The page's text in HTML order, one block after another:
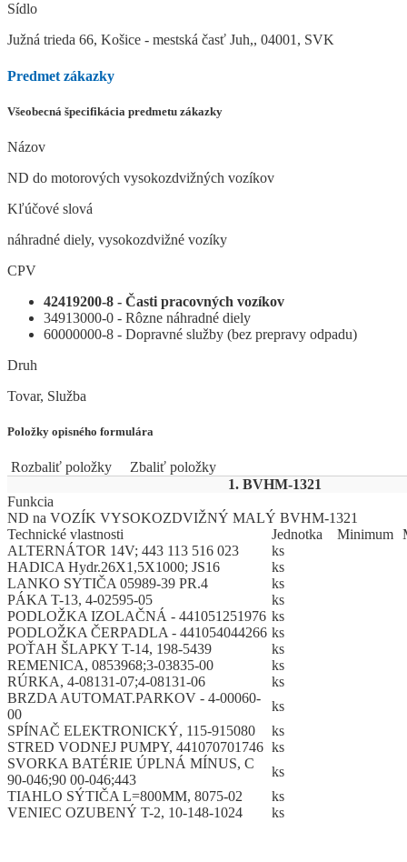
Sídlo
Južná trieda 66, Košice - mestská časť Juh,, 04001, SVK
Predmet zákazky
Všeobecná špecifikácia predmetu zákazky
Názov
ND do motorových vysokozdvižných vozíkov
Kľúčové slová
náhradné diely, vysokozdvižné vozíky
CPV
42419200-8 - Časti pracovných vozíkov
34913000-0 - Rôzne náhradné diely
60000000-8 - Dopravné služby (bez prepravy odpadu)
Druh
Tovar, Služba
Položky opisného formulára
Rozbaliť položky
Zbaliť položky
1. BVHM-1321
Funkcia
ND na VOZÍK VYSOKOZDVIŽNÝ MALÝ BVHM-1321
Technické vlastnosti
Jed­not­ka Mi­ni­mum
ALTERNÁTOR 14V; 443 113 516 023
ks
HADICA Hydr.26X1,5X1000; JS16
ks
LANKO SYTIČA 05989-39 PR.4
ks
PÁKA T-13, 4-02595-05
ks
PODLOŽKA IZOLAČNÁ - 441051251976 ks
PODLOŽKA ČERPADLA - 441054044266 ks
POŤAH ŠLAPKY T-14, 198-5439
ks
REMENICA, 0853968;3-03835-00
ks
RÚRKA, 4-08131-07;4-08131-06
ks
BRZDA AUTOMAT.PARKOV - 4-00060-
00
ks
SPÍNAČ ELEKTRONICKÝ, 115-915080
ks
STRED VODNEJ PUMPY, 441070701746 ks
SVORKA BATÉRIE ÚPLNÁ MÍNUS, C
90-046;90 00-046;443
ks
TIAHLO SÝTIČA L=800MM, 8075-02
ks
VENIEC OZUBENÝ T-2, 10-148-1024
ks